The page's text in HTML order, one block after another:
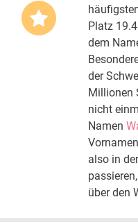
Platz
dem
der
Millionen
nicht
Namen
Vornamen
also in
über den